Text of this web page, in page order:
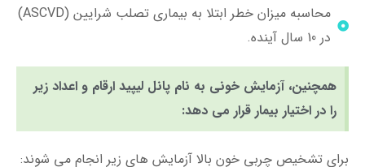
محاسبه میزان خطر ابتلا به بیماری تصلب شرایین (ASCVD)
در 10 سال آینده.
همچنین، آزمایش خونی به نام پانل لیپید ارقام و اعداد زیر
را در اختیار بیمار قرار می دهد:
برای تشخیص چربی خون بالا آزمایش های زیر انجام می شوند: